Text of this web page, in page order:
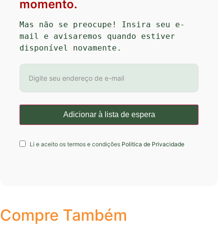
momento.
Mas não se preocupe! Insira seu e-
mail e avisaremos quando estiver
disponível novamente.
Li e aceito os termos e condições Politica de Privacidade
Compre Também